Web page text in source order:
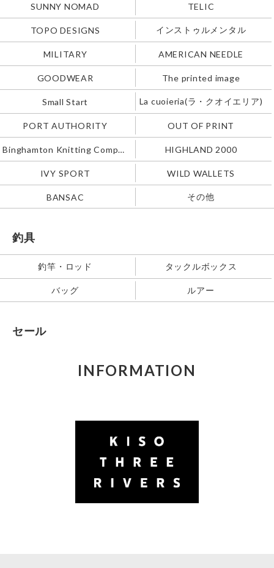
SUNNY NOMAD TELIC
TOPO DESIGNS インストゥルメンタル
MILITARY AMERICAN NEEDLE
GOODWEAR The printed image
Small Start La cuoieria(ラ・クオイエリア)
PORT AUTHORITY OUT OF PRINT
Binghamton Knitting Company HIGHLAND 2000
IVY SPORT WILD WALLETS
BANSAC その他
釣具
釣竿・ロッド タックルボックス
バッグ ルアー
セール
INFORMATION